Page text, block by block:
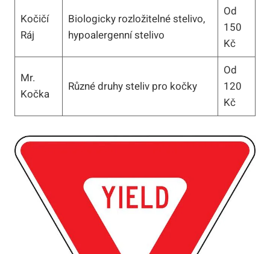
Kočičí
Ráj
Biologicky rozložitelné stelivo,
hypoalergenní stelivo
Od
150
Kč
Mr.
Kočka
Různé druhy steliv pro kočky
Od
120
Kč